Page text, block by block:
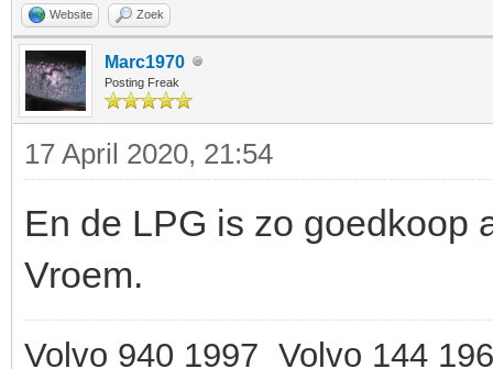
Website Zoek
Marc1970
Posting Freak
17 April 2020, 21:54
En de LPG is zo goedkoop
Vroem.
Volvo 940 1997 Volvo 144